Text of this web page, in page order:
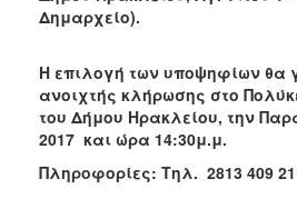
Δημαρχείο).
Η επιλογή των υποψηφίων θα
ανοιχτής κλήρωσης στο
του Δήμου Ηρακλείου, την
2017 και ώρα 14:30μ.μ.
Πληροφορίες: Τηλ. 2813 409